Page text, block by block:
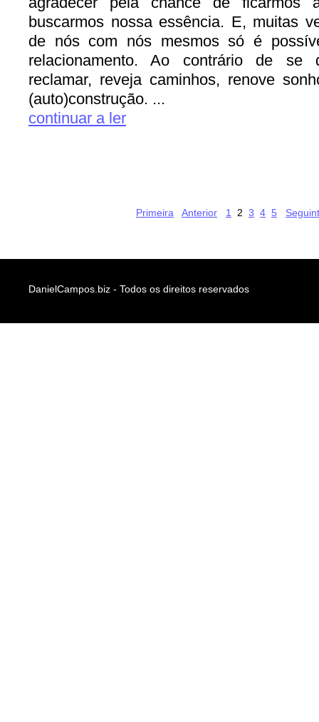
buscarmos nossa essência. E, muitas
de nós com nós mesmos só é
relacionamento. Ao contrário de se
reclamar, reveja caminhos, renove
(auto)construção. ...
continuar a ler
Primeira Anterior 1 2 3 4 5
DanielCampos.biz - Todos os direitos reservados